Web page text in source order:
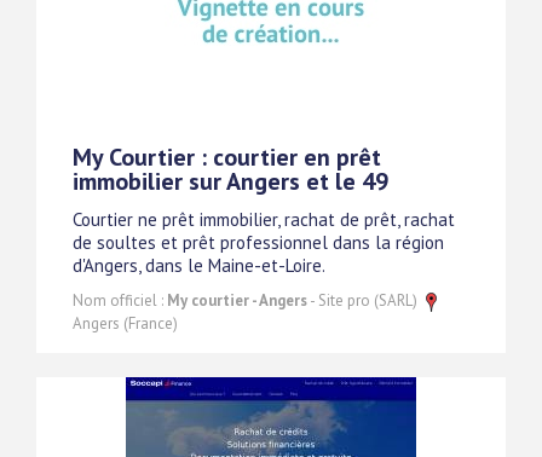
My Courtier : courtier en prêt
immobilier sur Angers et le 49
Courtier ne prêt immobilier, rachat de prêt, rachat
de soultes et prêt professionnel dans la région
d'Angers, dans le Maine-et-Loire.
Nom officiel : My courtier - Angers- Site pro (SARL)
Angers (France)